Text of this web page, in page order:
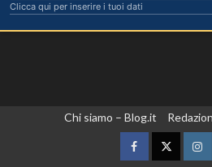
Chi siamo – Blog.it
FacebookTwitter
Clicca qui per inserire i tuoi dati